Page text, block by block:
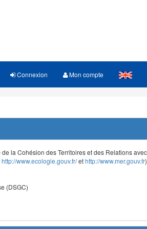
Connexion Mon compte
la Cohésion des Territoires et des Relations
http://www.ecologie.gouv.fr/ethttp://www.mer.gouv.fr
(DSGC)